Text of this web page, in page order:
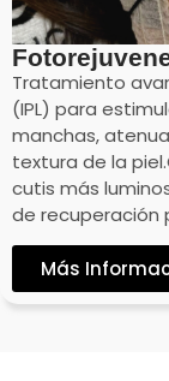
Tratamiento
(IPL) para
manchas,
textura de la
cutis más
de recuperación
Más